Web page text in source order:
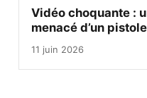
Vidéo choquante :
menacé d’un
11 juin 2026